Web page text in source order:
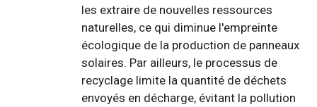
les extraire de nouvelles ressources
naturelles, ce qui diminue l'empreinte
écologique de la production de panneaux
solaires. Par ailleurs, le processus de
recyclage limite la quantité de déchets
envoyés en décharge, évitant la pollution